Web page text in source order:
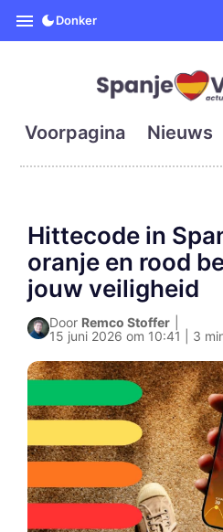
SpanjeVandaag
Donker
Voorpagina Nieuws
Hittecode in
oranje en rood
jouw veiligheid
Door Remco Stoffer
15 juni 2026 om 10:41 | 3